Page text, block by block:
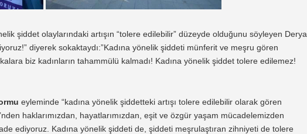
şiddet olaylarındaki artışın “tolere edilebilir” düzeyde olduğunu söyleyen Derya
diyerek sokaktaydı:”Kadına yönelik şiddeti münferit ve meşru gören
biz kadınların tahammülü kalmadı! Kadına yönelik şiddet tolere edilemez!
eyleminde “kadına yönelik şiddetteki artışı tolere edilebilir olarak gören
haklarımızdan, hayatlarımızdan, eşit ve özgür yaşam mücadelemizden
ediyoruz. Kadına yönelik şiddeti de, şiddeti meşrulaştıran zihniyeti de tolere